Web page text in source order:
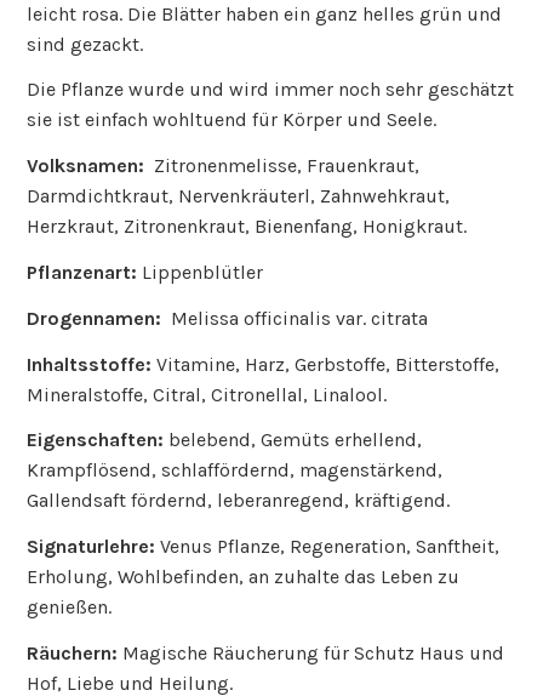
leicht rosa. Die Blätter haben ein ganz helles grün und
sind gezackt.
Die Pflanze wurde und wird immer noch sehr geschätzt
sie ist einfach wohltuend für Körper und Seele.
Volksnamen: Zitronenmelisse, Frauenkraut,
Darmdichtkraut, Nervenkräuterl, Zahnwehkraut,
Herzkraut, Zitronenkraut, Bienenfang, Honigkraut.
Pflanzenart: Lippenblütler
Drogennamen: Melissa officinalis var. citrata
Inhaltsstoffe: Vitamine, Harz, Gerbstoffe, Bitterstoffe,
Mineralstoffe, Citral, Citronellal, Linalool.
Eigenschaften: belebend, Gemüts erhellend,
Krampflösend, schlaffördernd, magenstärkend,
Gallendsaft fördernd, leberanregend, kräftigend.
Signaturlehre: Venus Pflanze, Regeneration, Sanftheit,
Erholung, Wohlbefinden, an zuhalte das Leben zu
genießen.
Räuchern: Magische Räucherung für Schutz Haus und
Hof, Liebe und Heilung.